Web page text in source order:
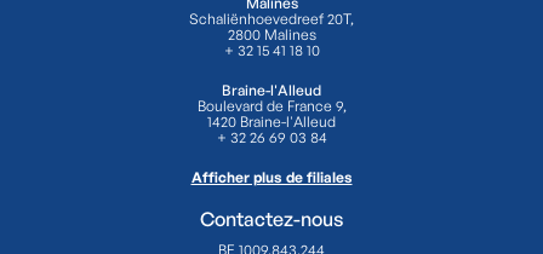
Schaliënhoevedreef 20T,
2800 Malines
+ 32 15 41 18 10
Braine-l'Alleud
Boulevard de France 9,
1420 Braine-l'Alleud
+ 32 26 69 03 84
Afficher plus de filiales
Contactez-nous
BE 1009.843.244